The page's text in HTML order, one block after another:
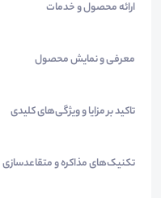
ارائه محصول و خدمات
معرفی و نمایش محصول
تاکید بر مزایا و ویژگی‌های کلیدی
تکنیک‌های مذاکره و متقاعدسازی